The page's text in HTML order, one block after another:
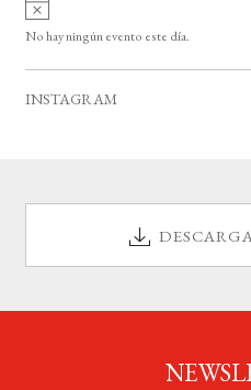
o
v
i
No hay ningún evento este día.
INSTAGRAM